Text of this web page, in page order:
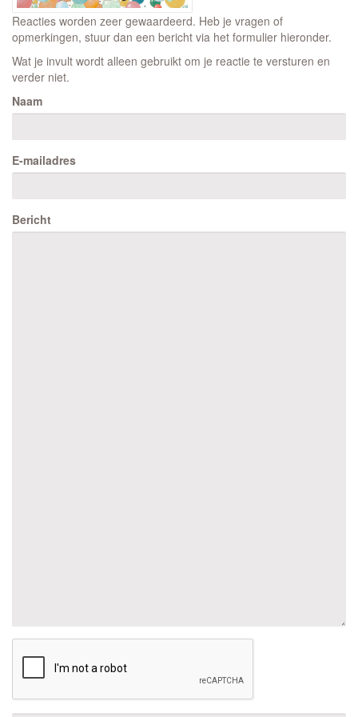
Reacties worden zeer gewaardeerd. Heb je vragen of
opmerkingen, stuur dan een bericht via het formulier hieronder.
Wat je invult wordt alleen gebruikt om je reactie te versturen en
verder niet.
Naam
E-mailadres
Bericht